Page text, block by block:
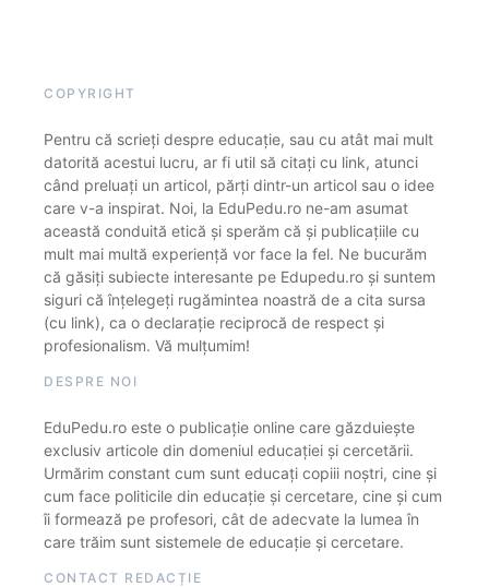
COPYRIGHT
Pentru că scrieți despre educație, sau cu atât mai mult
datorită acestui lucru, ar fi util să citați cu link, atunci
când preluați un articol, părți dintr-un articol sau o idee
care v-a inspirat. Noi, la EduPedu.ro ne-am asumat
această conduită etică și sperăm că și publicațiile cu
mult mai multă experiență vor face la fel. Ne bucurăm
că găsiți subiecte interesante pe Edupedu.ro și suntem
siguri că înțelegeți rugămintea noastră de a cita sursa
(cu link), ca o declarație reciprocă de respect și
profesionalism. Vă mulțumim!
DESPRE NOI
EduPedu.ro este o publicație online care găzduiește
exclusiv articole din domeniul educației și cercetării.
Urmărim constant cum sunt educați copiii noștri, cine și
cum face politicile din educație și cercetare, cine și cum
îi formează pe profesori, cât de adecvate la lumea în
care trăim sunt sistemele de educație și cercetare.
CONTACT REDACȚIE